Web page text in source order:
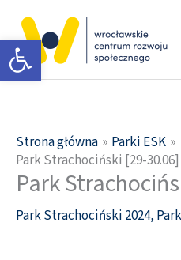
Otwórz pasek narzędzi
treści
Strona główna
Parki ESK
Park Strachociński [29-30.06]
Park
Park Strachociński 2024,